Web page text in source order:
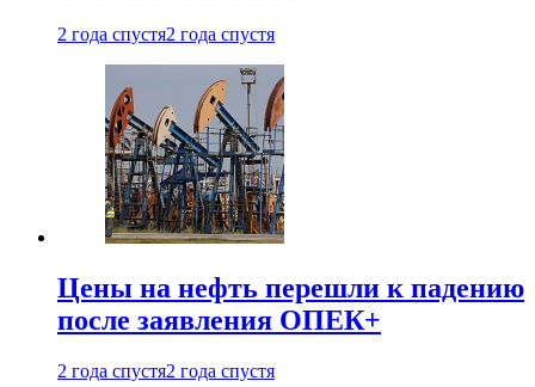
2 года спустя2 года спустя
Цены на нефть перешли к падению
после заявления ОПЕК+
2 года спустя2 года спустя